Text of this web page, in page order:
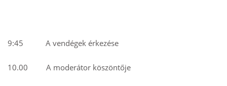
9:45 A vendégek érkezése
10.00 A moderátor köszöntője